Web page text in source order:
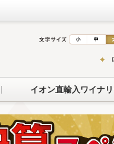
イオン直輸入ワイナ